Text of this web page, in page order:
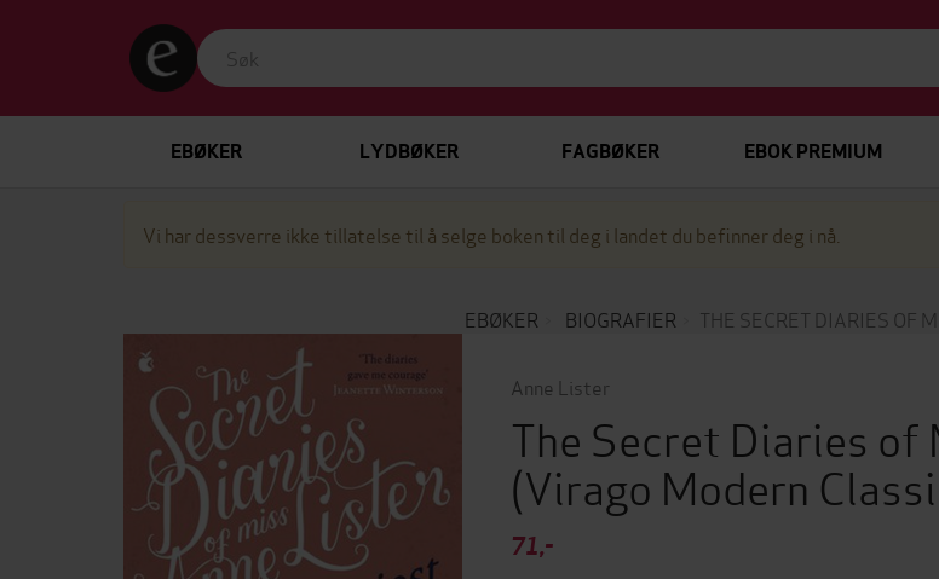
EBØKER LYDBØKER FAGBØKER EBOK PREMIUM
Vi har dessverre ikke tillatelse til å selge boken til deg i landet du befinner deg i nå.
EBØKER BIOGRAFIER THE SECRET DIARIES OF
Anne Lister
The Secret Diaries of
(Virago Modern
71,-